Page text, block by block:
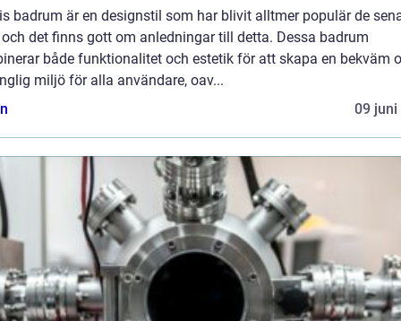
badrum är en designstil som har blivit alltmer populär de
och det finns gott om anledningar till detta. Dessa badrum
både funktionalitet och estetik för att skapa en bekväm
miljö för alla användare, oav...
09 juni